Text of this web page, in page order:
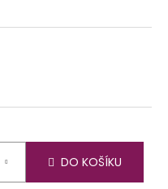
DO KOŠÍKU